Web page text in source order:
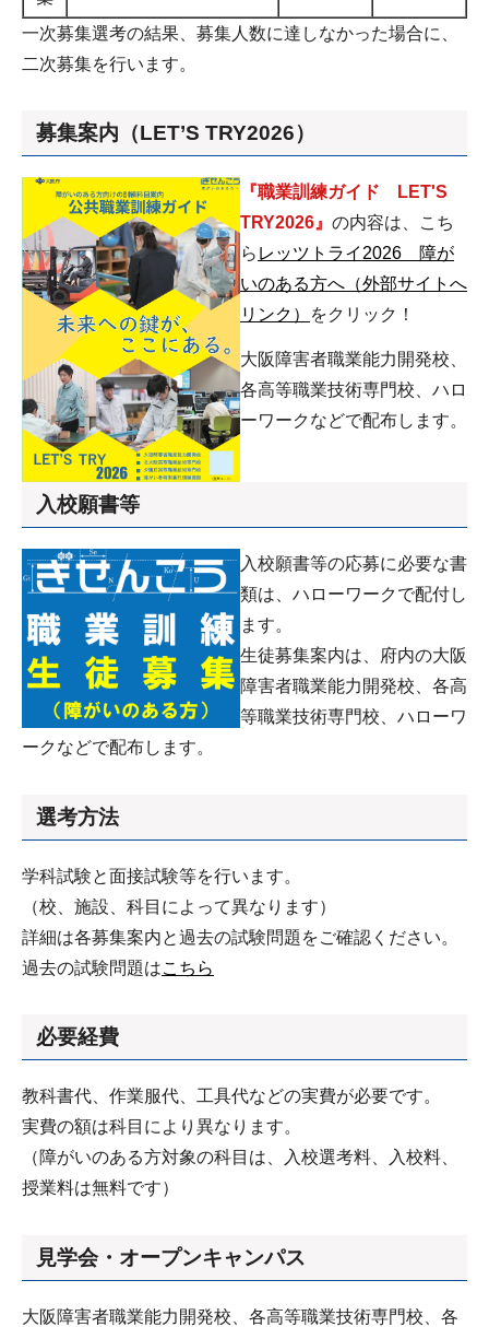
一次募集選考の結果、募集人数に達しなかった場合に、
二次募集を行います。
募集案内（LET’S TRY2026）
『職業訓練ガイド LET'S
TRY2026』 の内容は、こち
ら レッツトライ2026 障が
いのある方へ（外部サイトへ
リンク）
をクリック！
大阪障害者職業能力開発校、
各高等職業技術専門校、ハロ
ーワークなどで配布します。
入校願書等
入校願書等の応募に必要な書
類は、ハローワークで配付し
ます。
生徒募集案内は、府内の大阪
障害者職業能力開発校、各高
等職業技術専門校、ハローワ
ークなどで配布します。
選考方法
学科試験と面接試験等を行います。
（校、施設、科目によって異なります）
詳細は各募集案内と過去の試験問題をご確認ください。
過去の試験問題はこちら
必要経費
教科書代、作業服代、工具代などの実費が必要です。
実費の額は科目により異なります。
（障がいのある方対象の科目は、入校選考料、入校料、
授業料は無料です）
見学会・オープンキャンパス
大阪障害者職業能力開発校、各高等職業技術専門校、各